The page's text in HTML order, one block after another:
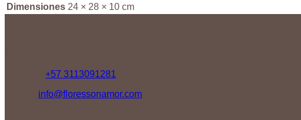
Dimensiones 24 × 28 × 10 cm
+57 3113091281
info@floressonamor.com